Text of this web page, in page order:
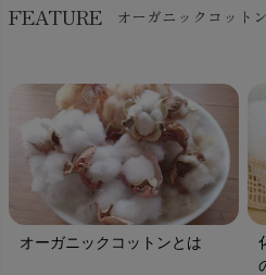
FEATURE オーガニックコット
オーガニックコットンとは